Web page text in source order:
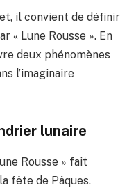
il convient de définir
« Lune Rousse ». En
deux phénomènes
l’imaginaire
lunaire
Rousse » fait
fête de Pâques.